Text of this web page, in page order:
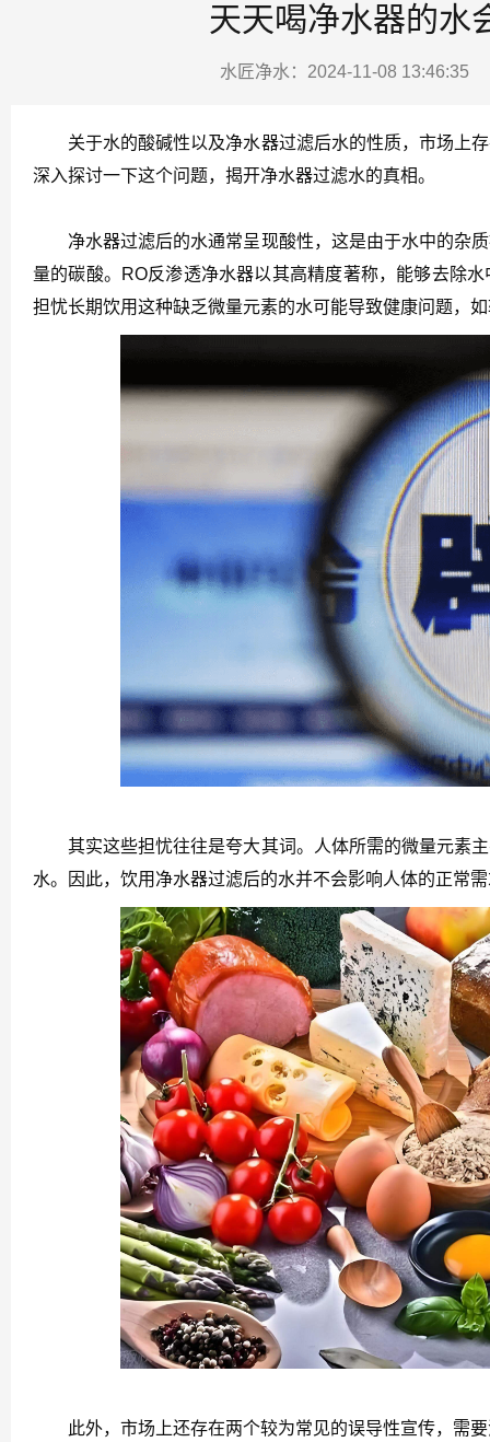
天天喝净水器的水
水匠净水：2024-11-08 13:46:35
关于水的酸碱性以及净水器过滤后水的性质，市场上存
深入探讨一下这个问题，揭开净水器过滤水的真相。
净水器过滤后的水通常呈现酸性，这是由于水中的杂质
量的碳酸。RO反渗透净水器以其高精度著称，能够去除
担忧长期饮用这种缺乏微量元素的水可能导致健康问题，
其实这些担忧往往是夸大其词。人体所需的微量元素主
水。因此，饮用净水器过滤后的水并不会影响人体的正常
此外，市场上还存在两个较为常见的误导性宣传，需要